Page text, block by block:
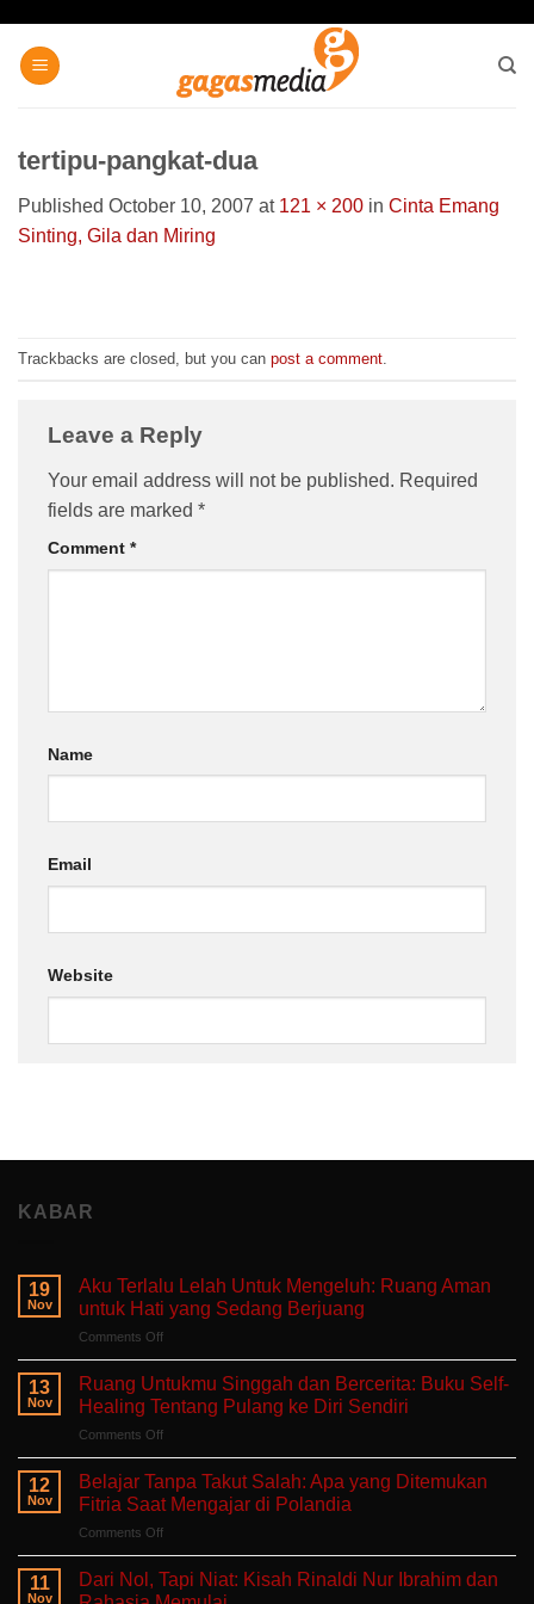
content
tertipu-pangkat-dua
Published October 10, 2007 at 121 × 200 in Cinta Emang
Sinting, Gila dan Miring
Trackbacks are closed, but you can post a comment
Leave a Reply
Your email address will not be published. Required
fields are marked *
Comment *
Name
Email
Website
KABAR
19
Nov
Aku Terlalu Lelah Untuk Mengeluh: Ruang Aman
untuk Hati yang Sedang Berjuang
Comments Offon
Terlalu
Untuk
Mengeluh:
Ruang
Aman
untuk
Sedang
Berjuang
13
Nov
Ruang Untukmu Singgah dan Bercerita: Buku Self-
Healing Tentang Pulang ke Diri Sendiri
Comments Offon
Untukmu
Singgah
dan
Bercerita:
Buku
Self-
Healing
12
Nov
Belajar Tanpa Takut Salah: Apa yang Ditemukan
Fitria Saat Mengajar di Polandia
Comments Offon
Tanpa
Takut
11
Nov
Dari Nol, Tapi Niat: Kisah Rinaldi Nur Ibrahim dan